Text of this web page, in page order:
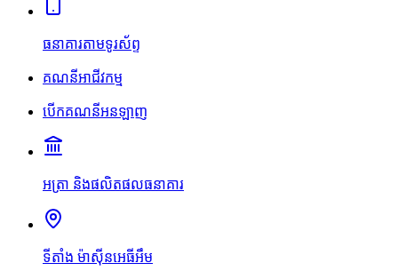
ធនាគារតាមទូរស័ព្ទ
គណនីអាជីវកម្ម
បើកគណនីអនឡាញ
អត្រា និងផលិតផលធនាគារ
ទីតាំង ម៉ាស៊ីនអេធីអឹម